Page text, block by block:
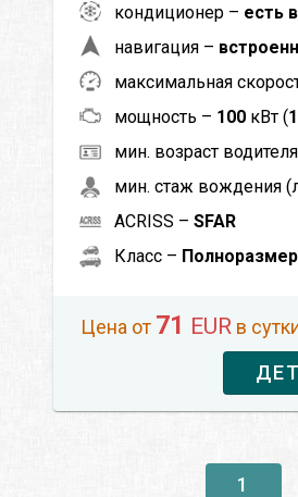
кондиционер – есть
навигация –
максимальная
мощность – 100 кВт (
мин. возраст
мин. стаж вождения
ACRISS – SFAR
Класс –
Цена от 71 EUR в
1